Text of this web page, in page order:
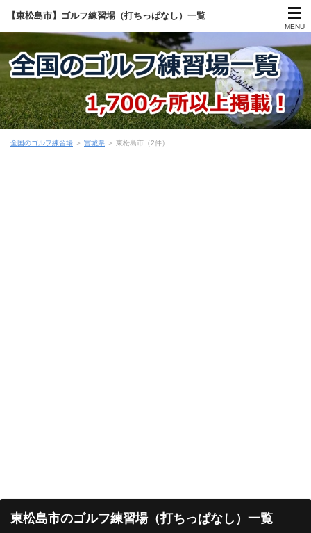
【東松島市】ゴルフ練習場（打ちっぱなし）一覧
MENU
全国のゴルフ練習場 ＞ 宮城県 ＞ 東松島市（2件）
東松島市のゴルフ練習場（打ちっぱなし）一覧